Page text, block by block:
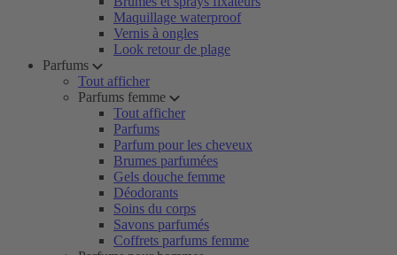
Maquillage waterproof
Vernis à ongles
Look retour de plage
Parfums
Tout afficher
Parfums femme
Tout afficher
Parfums
Parfum pour les cheveux
Brumes parfumées
Gels douche femme
Déodorants
Soins du corps
Savons parfumés
Coffrets parfums femme